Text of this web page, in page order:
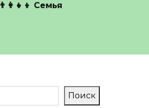
👨‍👩‍👧‍👦 Семья
Поиск